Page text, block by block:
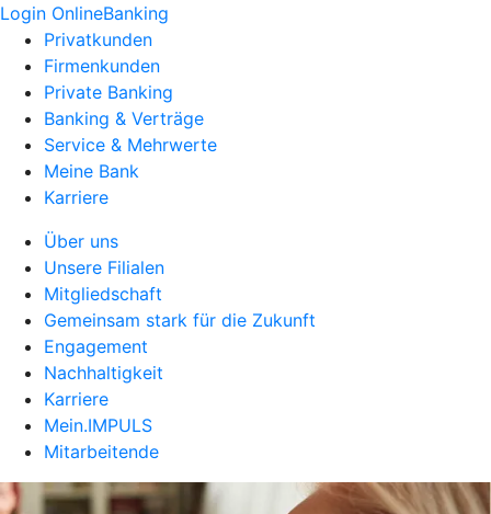
Login OnlineBanking
Privatkunden
Firmenkunden
Private Banking
Banking & Verträge
Service & Mehrwerte
Meine Bank
Karriere
Über uns
Unsere Filialen
Mitgliedschaft
Gemeinsam stark für die Zukunft
Engagement
Nachhaltigkeit
Karriere
Mein.IMPULS
Mitarbeitende